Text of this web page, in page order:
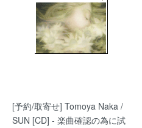
[予約/取寄せ] Tomoya Naka /
SUN [CD] - 楽曲確認の為に試